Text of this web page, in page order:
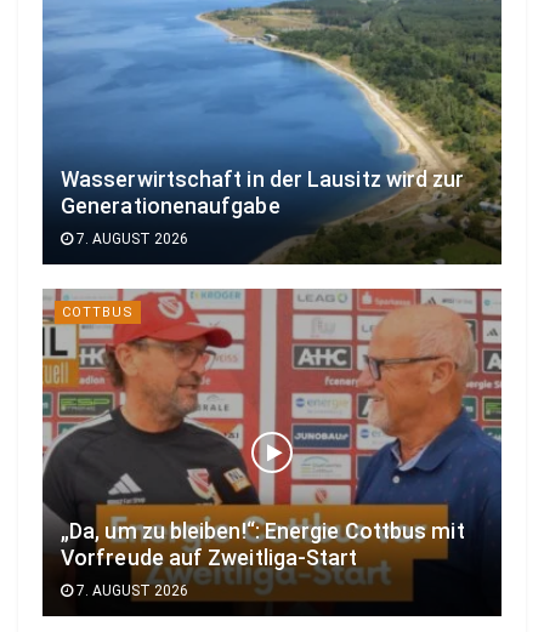
Wasserwirtschaft in der Lausitz wird zur
Generationenaufgabe
7. AUGUST 2026
COTTBUS
„Da, um zu bleiben!“: Energie Cottbus mit
Vorfreude auf Zweitliga-Start
7. AUGUST 2026